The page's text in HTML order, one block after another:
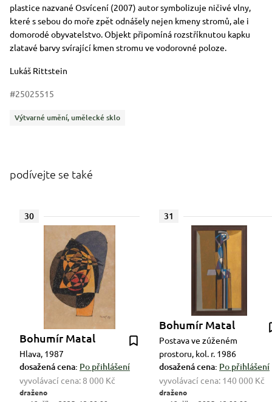
plastice nazvané Osvícení (2007) autor symbolizuje ničivé vlny,
které s sebou do moře zpět odnášely nejen kmeny stromů, ale i
domorodé obyvatelstvo. Objekt připomíná rozstříknutou kapku
zlatavé barvy svírající kmen stromu ve vodorovné poloze.
Lukáš Rittstein
#25025515
Kategorie
Výtvarné umění, umělecké sklo
podívejte se také
30
Bohumír Matal
Hlava, 1987
dosažená cena: Po přihlášení
vyvolávací cena: 8 000 Kč
draženo
31
Bohumír Matal
Postava ve zúženém
prostoru, kol. r. 1986
dosažená cena: Po přihlášení
vyvolávací cena: 140 000 Kč
draženo